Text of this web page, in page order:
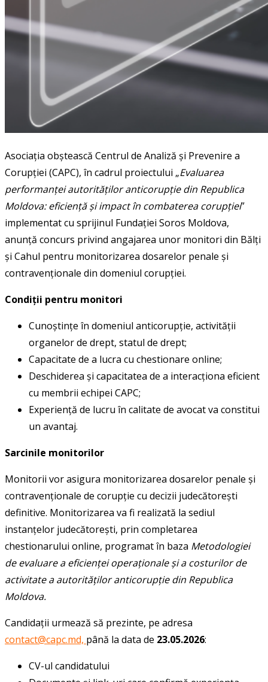
Asociația obștească Centrul de Analiză și Prevenire a
Corupției (CAPC), în cadrul proiectului „Evaluarea
performanței autorităților anticorupție din Republica
Moldova: eficiență și impact în combaterea corupției”
implementat cu sprijinul Fundației Soros Moldova,
anunță concurs privind angajarea unor monitori din Bălți
și Cahul pentru monitorizarea dosarelor penale și
contravenționale din domeniul corupției.
Condiții pentru monitori
Cunoștințe în domeniul anticorupție, activității
organelor de drept, statul de drept;
Capacitate de a lucra cu chestionare online;
Deschiderea și capacitatea de a interacționa eficient
cu membrii echipei CAPC;
Experiență de lucru în calitate de avocat va constitui
un avantaj.
Sarcinile monitorilor
Monitorii vor asigura monitorizarea dosarelor penale și
contravenționale de corupție cu decizii judecătorești
definitive. Monitorizarea va fi realizată la sediul
instanțelor judecătorești, prin completarea
chestionarului online, programat în baza Metodologiei
de evaluare a eficienței operaționale și a costurilor de
activitate a autorităților anticorupție din Republica
Moldova.
Candidații urmează să prezinte, pe adresa
contact@capc.md, până la data de 23.05.2026:
CV-ul candidatului